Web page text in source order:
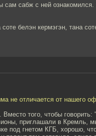
сабж с ней ознакомился.
белэн кермэгэн, тана
не отличается от нашего
того, чтобы говорить:
приглашали в Кремль,
под гнетом КГБ, хорошо,